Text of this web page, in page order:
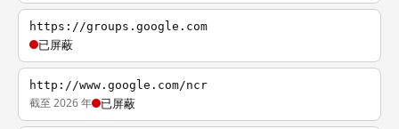
https://groups.google.com
已屏蔽
http://www.google.com/ncr
截至 2026 年 已屏蔽